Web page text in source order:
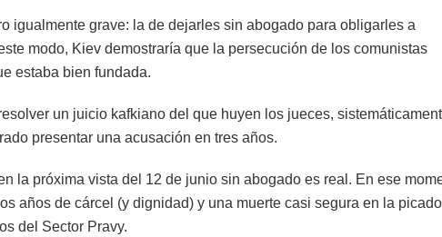
igualmente grave: la de dejarles sin abogado para obligarles a
modo, Kiev demostraría que la persecución de los comunistas
estaba bien fundada.
un juicio kafkiano del que huyen los jueces,
presentar una acusación en tres años.
la próxima vista del 12 de junio sin abogado es real. En ese
años de cárcel (y dignidad) y una muerte casi segura en la
del Sector Pravy.